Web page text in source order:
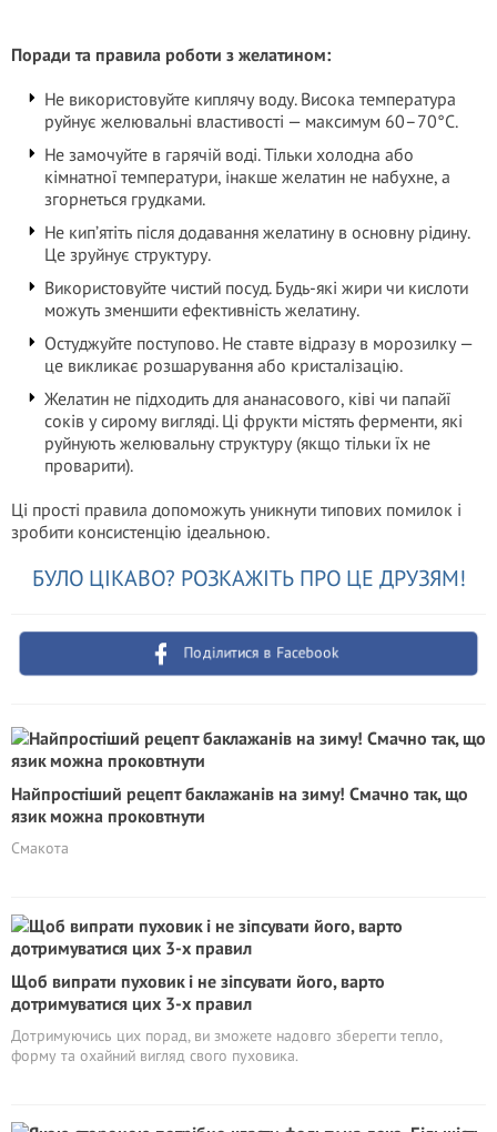
Поради та правила роботи з желатином:
Не використовуйте киплячу воду. Висока температура
руйнує желювальні властивості — максимум 60–70°C.
Не замочуйте в гарячій воді. Тільки холодна або
кімнатної температури, інакше желатин не набухне, а
згорнеться грудками.
Не кип’ятіть після додавання желатину в основну рідину.
Це зруйнує структуру.
Використовуйте чистий посуд. Будь-які жири чи кислоти
можуть зменшити ефективність желатину.
Остуджуйте поступово. Не ставте відразу в морозилку —
це викликає розшарування або кристалізацію.
Желатин не підходить для ананасового, ківі чи папайї
соків у сирому вигляді. Ці фрукти містять ферменти, які
руйнують желювальну структуру (якщо тільки їх не
проварити).
Ці прості правила допоможуть уникнути типових помилок і
зробити консистенцію ідеальною.
БУЛО ЦІКАВО? РОЗКАЖІТЬ ПРО ЦЕ ДРУЗЯМ!
Поділитися в Facebook
Найпростіший рецепт баклажанів на зиму! Смачно так, що
язик можна проковтнути
Смакота
Щоб випрати пуховик і не зіпсувати його, варто
дотримуватися цих 3-х правил
Дотримуючись цих порад, ви зможете надовго зберегти тепло,
форму та охайний вигляд свого пуховика.